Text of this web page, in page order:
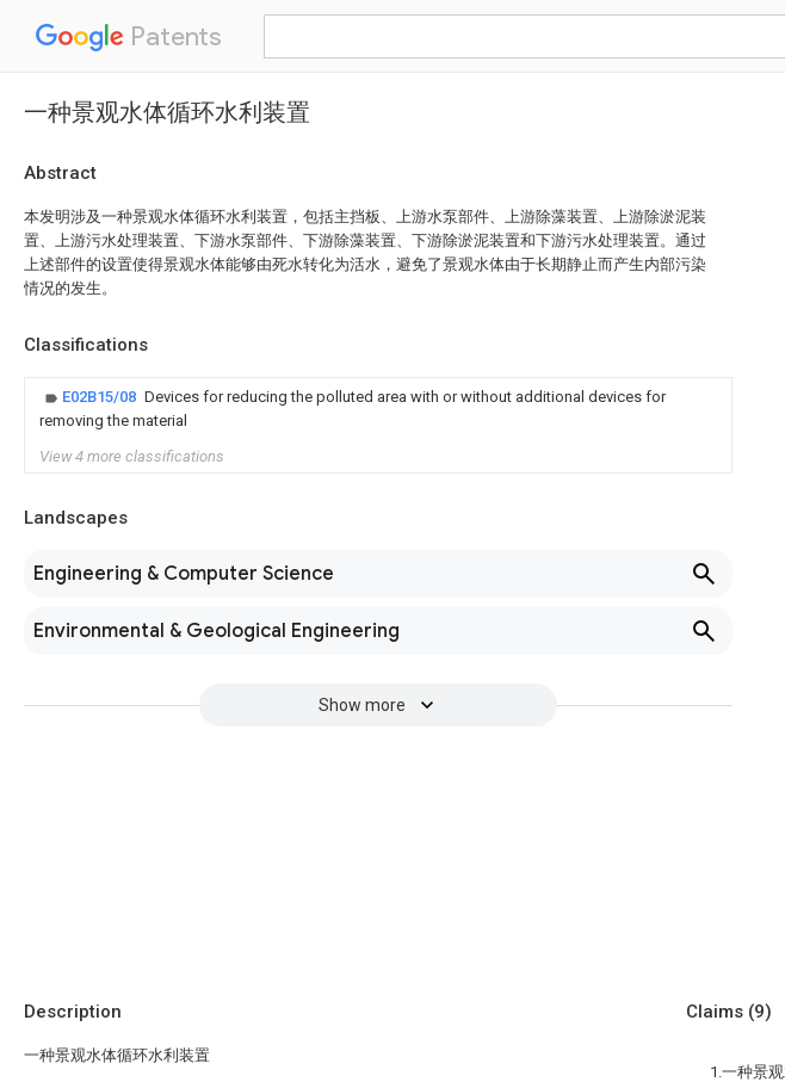
Patents
一种景观水体循环水利装置
Abstract
本发明涉及一种景观水体循环水利装置，包括主挡板、上游水泵部件、上游除藻装置、上游除淤泥装
置、上游污水处理装置、下游水泵部件、下游除藻装置、下游除淤泥装置和下游污水处理装置。通过
上述部件的设置使得景观水体能够由死水转化为活水，避免了景观水体由于长期静止而产生内部污染
情况的发生。
Classifications
E02B15/08 Devices for reducing the polluted area with or without additional devices for
removing the material
View 4 more classifications
Landscapes
Engineering & Computer Science
Environmental & Geological Engineering
Show more
Description
一种景观水体循环水利装置
Claims (9)
1.一种景